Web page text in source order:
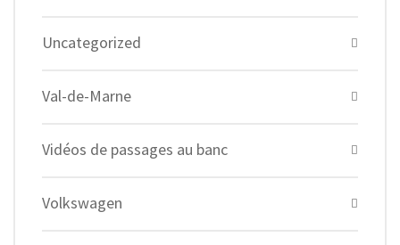
Uncategorized
Val-de-Marne
Vidéos de passages au banc
Volkswagen